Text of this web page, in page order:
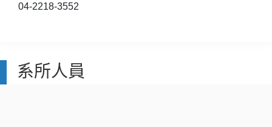
04-2218-3552
系所人員